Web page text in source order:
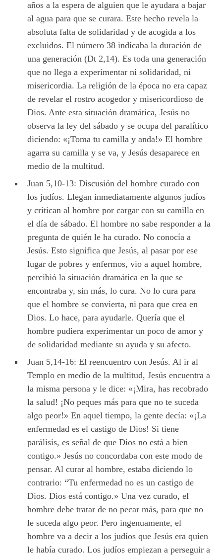
años a la espera de alguien que le ayudara a bajar
al agua para que se curara. Este hecho revela la
absoluta falta de solidaridad y de acogida a los
excluidos. El número 38 indicaba la duración de
una generación (Dt 2,14). Es toda una generación
que no llega a experimentar ni solidaridad, ni
misericordia. La religión de la época no era capaz
de revelar el rostro acogedor y misericordioso de
Dios. Ante esta situación dramática, Jesús no
observa la ley del sábado y se ocupa del paralítico
diciendo: «¡Toma tu camilla y anda!» El hombre
agarra su camilla y se va, y Jesús desaparece en
medio de la multitud.
Juan 5,10-13: Discusión del hombre curado con
los judíos. Llegan inmediatamente algunos judíos
y critican al hombre por cargar con su camilla en
el día de sábado. El hombre no sabe responder a la
pregunta de quién le ha curado. No conocía a
Jesús. Esto significa que Jesús, al pasar por ese
lugar de pobres y enfermos, vio a aquel hombre,
percibió la situación dramática en la que se
encontraba y, sin más, lo cura. No lo cura para
que el hombre se convierta, ni para que crea en
Dios. Lo hace, para ayudarle. Quería que el
hombre pudiera experimentar un poco de amor y
de solidaridad mediante su ayuda y su afecto.
Juan 5,14-16: El reencuentro con Jesús. Al ir al
Templo en medio de la multitud, Jesús encuentra a
la misma persona y le dice: «¡Mira, has recobrado
la salud! ¡No peques más para que no te suceda
algo peor!» En aquel tiempo, la gente decía: «¡La
enfermedad es el castigo de Dios! Si tiene
parálisis, es señal de que Dios no está a bien
contigo.» Jesús no concordaba con este modo de
pensar. Al curar al hombre, estaba diciendo lo
contrario: “Tu enfermedad no es un castigo de
Dios. Dios está contigo.» Una vez curado, el
hombre debe tratar de no pecar más, para que no
le suceda algo peor. Pero ingenuamente, el
hombre va a decir a los judíos que Jesús era quien
le había curado. Los judíos empiezan a perseguir a